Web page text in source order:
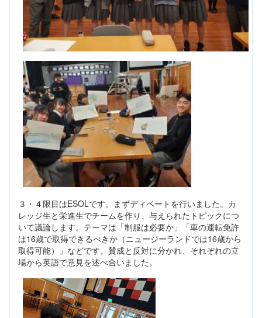
３・４限目はESOLです。まずディベートを行いました。カ
レッジ生と栄進生でチームを作り、与えられたトピックにつ
いて議論します。テーマは「制服は必要か」「車の運転免許
は16歳で取得できるべきか（ニュージーランドでは16歳から
取得可能）」などです。賛成と反対に分かれ、それぞれの立
場から英語で意見を述べ合いました。